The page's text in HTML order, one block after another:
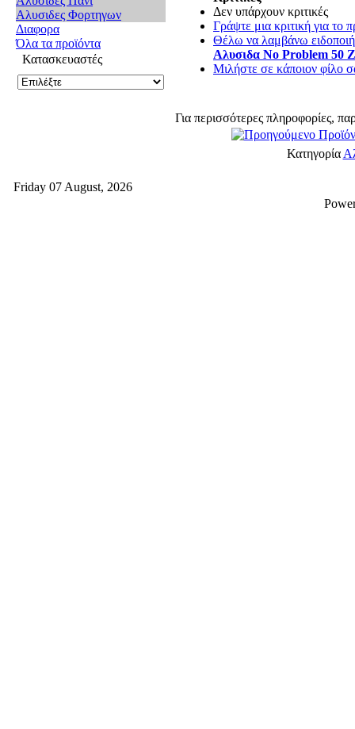
Αλυσιδες Φορτηγων
Διαφορα
Όλα τα προϊόντα
Κατασκευαστές
Δεν υπάρχουν κριτικές
Γράψτε μια κριτική για το
Θέλω να λαμβάνω
Αλυσιδα Νο Problem 50
Μιλήστε σε κάποιον φίλο
Για περισσότερες πληροφορίες,
Κατηγορία
Friday 07 August, 2026